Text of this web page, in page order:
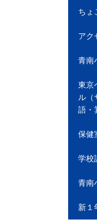
ちょ
アク
青南
東京
ル（
語・
保健
学校
青南
新１